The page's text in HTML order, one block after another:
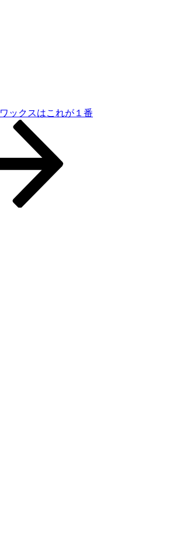
ワックスはこれが１番